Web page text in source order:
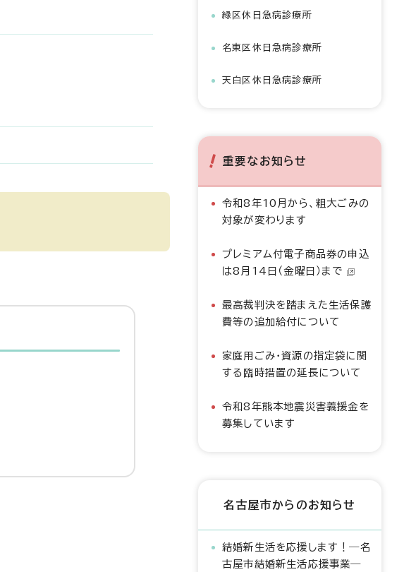
緑区休日急病診療所
名東区休日急病診療所
天白区休日急病診療所
重要なお知らせ
令和8年10月から、粗大ごみの
対象が変わります
プレミアム付電子商品券の申込
は8月14日（金曜日）まで
最高裁判決を踏まえた生活保護
費等の追加給付について
家庭用ごみ・資源の指定袋に関
する臨時措置の延長について
令和8年熊本地震災害義援金を
募集しています
名古屋市からのお知らせ
結婚新生活を応援します！―名
古屋市結婚新生活応援事業―